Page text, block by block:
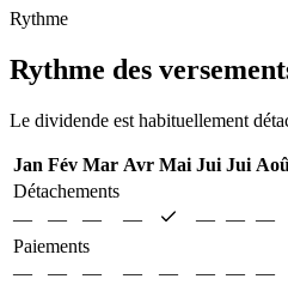
Rythme
Rythme des
Le dividende est habituellement
Jan Fév Mar Avr Mai Jui Jui Aoû
Détachements
—
— — — — — —
Paiements
—
— — — — — — —